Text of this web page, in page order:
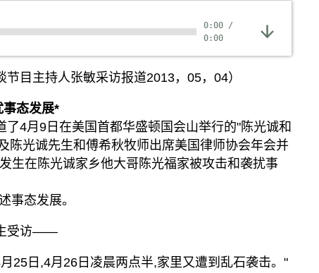
0:00 /
0:00
节目主持人张敏采访报道2013，05，04）
事态发展*
了4月9日在美国首都华盛顿国会山举行的"陈光诚和
陈光诚先生和傅希秋牧师出席美国律师协会年会并
生在陈光诚家乡他大哥陈光福家被攻击和袭扰事
事态发展。
受访——
25日,4月26日凌晨两点半,家里又遭到乱石袭击。"